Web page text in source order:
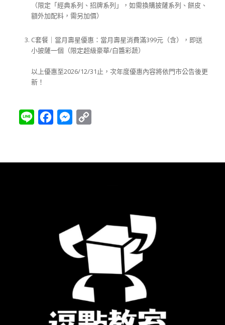
（限定「經典系列、招牌系列」，如需換購披薩系列、餅皮、
額外加配料，需另加價）
C套餐｜當月壽星優惠：當月壽星消費滿399元（含），即送
小披薩一個（限定超級豪華/白醬彩蔬）
以上優惠至2026/12/31止，次年度優惠內容將依門市公告後更
新！
Line FacebookMessenger